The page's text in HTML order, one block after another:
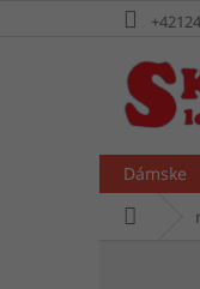
Dámske
Domov